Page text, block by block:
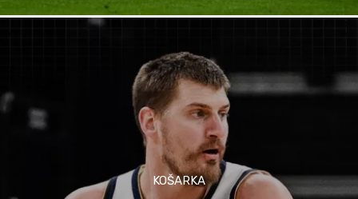
KOŠARKA